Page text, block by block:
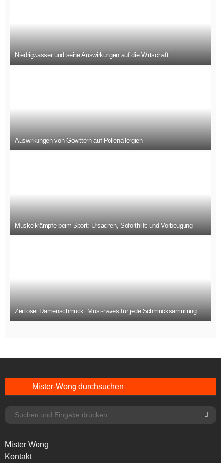
Niedrigwasser und seine Auswirkungen auf die Wirtschaft
Auswirkungen von Gewittern auf Pollenallergien
Muskelkrämpfe beim Sport: Ursachen, Soforthilfe und Vorbeugung
Zeitloser Damenschmuck: Must-haves für jede Schmucksammlung
Mister-Wong durchsuchen
Mister Wong
Kontakt